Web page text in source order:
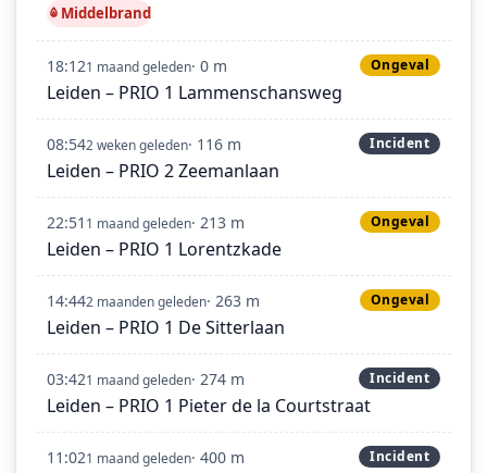
Middelbrand
18:121 maand geleden· 0 m Ongeval
Leiden – PRIO 1 Lammenschansweg
08:542 weken geleden· 116 m Incident
Leiden – PRIO 2 Zeemanlaan
22:51 1 maand geleden· 213 m Ongeval
Leiden – PRIO 1 Lorentzkade
14:442 maanden geleden· 263 m Ongeval
Leiden – PRIO 1 De Sitterlaan
03:421 maand geleden· 274 m Incident
Leiden – PRIO 1 Pieter de la Courtstraat
11:021 maand geleden· 400 m Incident